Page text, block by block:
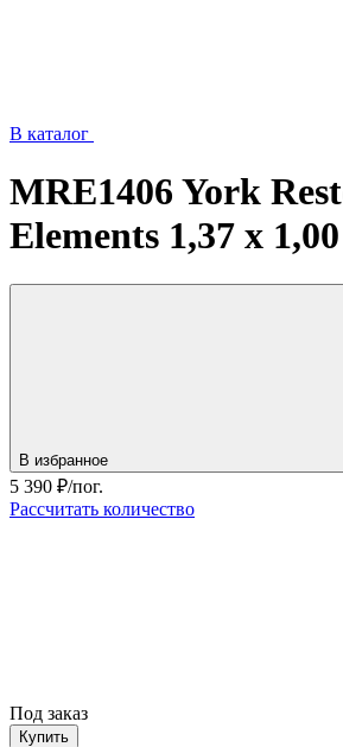
В каталог
MRE1406 York
Elements 1,37 x 1,00
В избранное
5 390 ₽/пог.
Рассчитать количество
Под заказ
Купить